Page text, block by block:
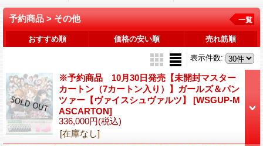
予約商品 > その他 一覧
おすすめ順 価格の安い順 売れ筋順
表示件数:
※予約商品 10月30日発売【未開封マスター
カートン（7カートン入り）】ガールズ＆パン
ツァー【ヴァイスシュヴァルツ】 [WSGUP-M
ASCARTON]
336,000円(税込)
[在庫なし]